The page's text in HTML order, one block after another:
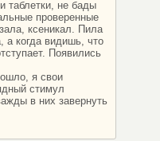
таблетки, не бады
проверенные
ксеникал. Пила
а когда видишь, что
Появились
я свои
стимул
в них завернуть